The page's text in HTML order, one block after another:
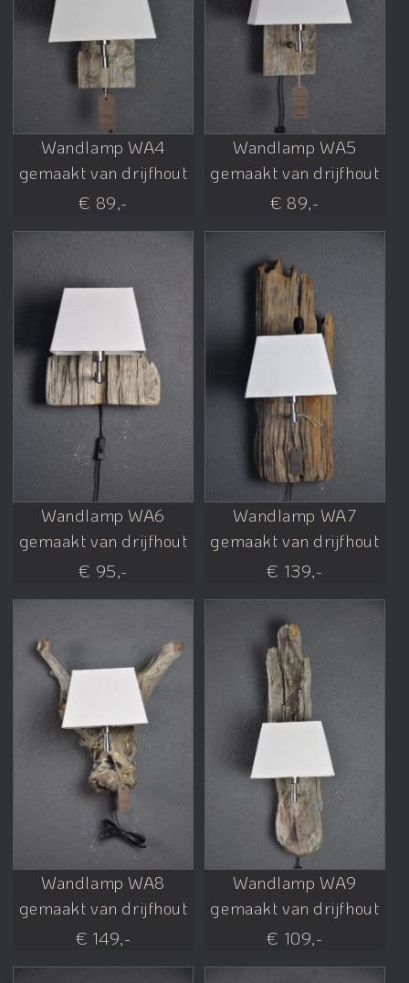
Wandlamp WA4
gemaakt van drijfhout
€ 89,-
Wandlamp WA5
gemaakt van drijfhout
€ 89,-
Wandlamp WA6
gemaakt van drijfhout
€ 95,-
Wandlamp WA7
gemaakt van drijfhout
€ 139,-
Wandlamp WA8
gemaakt van drijfhout
€ 149,-
Wandlamp WA9
gemaakt van drijfhout
€ 109,-